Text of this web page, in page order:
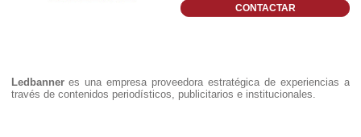
CONTACTAR
Ledbanner es una empresa proveedora estratégica de experiencias a
través de contenidos periodísticos, publicitarios e institucionales.